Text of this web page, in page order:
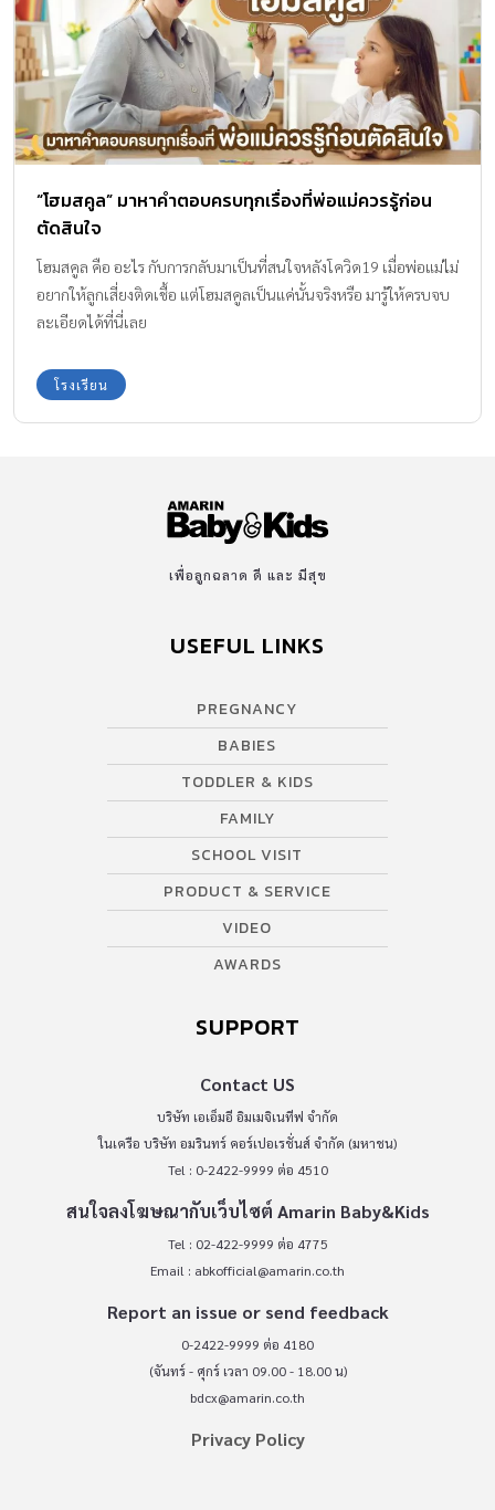
“โฮมสคูล” มาหาคำตอบครบทุกเรื่องที่พ่อแม่ควรรู้ก่อน
ตัดสินใจ
โฮมสคูล คือ อะไร กับการกลับมาเป็นที่สนใจหลังโควิด19 เมื่อพ่อแม่ไม่
อยากให้ลูกเสี่ยงติดเชื้อ แต่โฮมสคูลเป็นแค่นั้นจริงหรือ มารู้ให้ครบจบ
ละเอียดได้ที่นี่เลย
โรงเรียน
เพื่อลูกฉลาด ดี และ มีสุข
USEFUL LINKS
PREGNANCY
BABIES
TODDLER & KIDS
FAMILY
SCHOOL VISIT
PRODUCT & SERVICE
VIDEO
AWARDS
SUPPORT
Contact US
บริษัท เอเอ็มอี อิมเมจิเนทีฟ จำกัด
ในเครือ บริษัท อมรินทร์ คอร์เปอเรชั่นส์ จำกัด (มหาชน)
Tel : 0-2422-9999 ต่อ 4510
สนใจลงโฆษณากับเว็บไซต์ Amarin Baby&Kids
Tel : 02-422-9999 ต่อ 4775
Email : abkofficial@amarin.co.th
Report an issue or send feedback
0-2422-9999 ต่อ 4180
(จันทร์ - ศุกร์ เวลา 09.00 - 18.00 น)
bdcx@amarin.co.th
Privacy Policy